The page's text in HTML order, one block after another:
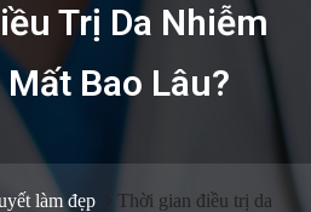
Trị Da Nhiễm
Bao Lâu?
làm đẹp
Thời gian điều trị da